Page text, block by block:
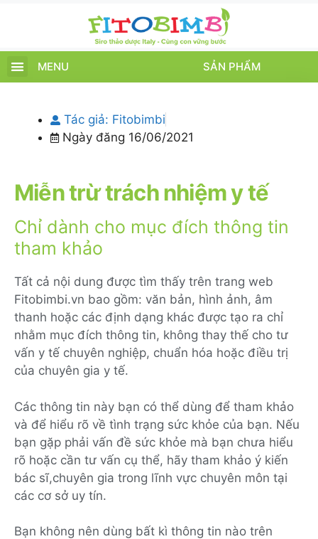
MENU SẢN PHẨM
Tác giả: Fitobimbi
Ngày đăng 16/06/2021
Miễn trừ trách nhiệm y tế
Chỉ dành cho mục đích thông tin
tham khảo
Tất cả nội dung được tìm thấy trên trang web
Fitobimbi.vn bao gồm: văn bản, hình ảnh, âm
thanh hoặc các định dạng khác được tạo ra chỉ
nhằm mục đích thông tin, không thay thế cho tư
vấn y tế chuyên nghiệp, chuẩn hóa hoặc điều trị
của chuyên gia y tế.
Các thông tin này bạn có thể dùng để tham khảo
và để hiểu rõ về tình trạng sức khỏe của bạn. Nếu
bạn gặp phải vấn đề sức khỏe mà bạn chưa hiểu
rõ hoặc cần tư vấn cụ thể, hãy tham khảo ý kiến
bác sĩ,chuyên gia trong lĩnh vực chuyên môn tại
các cơ sở uy tín.
Bạn không nên dùng bất kì thông tin nào trên